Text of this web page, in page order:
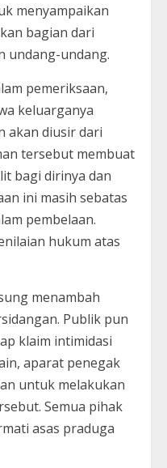
menyampaikan
bagian dari
undang-undang.
pemeriksaan,
keluarganya
akan diusir dari
tersebut membuat
bagi dirinya dan
ini masih sebatas
pembelaan.
hukum atas
menambah
Publik pun
klaim intimidasi
aparat penegak
untuk melakukan
Semua pihak
asas praduga